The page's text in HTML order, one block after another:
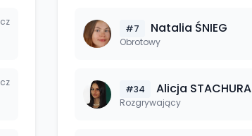
#7 Natalia ŚNIEG
Obrotowy
#34 Alicja STACHURA
Rozgrywający